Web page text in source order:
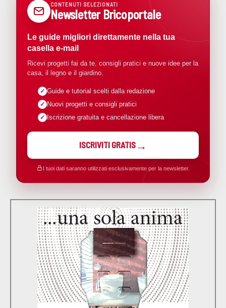
CONTENUTI SELEZIONATI
Newsletter Bricoportale
Le guide migliori direttamente nella tua
casella e-mail
Ricevi progetti fai da te, consigli pratici e nuove idee per la
casa, il legno e il giardino.
Guide e tutorial scelti dalla redazione
Nuovi progetti e consigli pratici
Iscrizione gratuita e cancellazione libera
ISCRIVITI GRATIS
I tuoi dati saranno utilizzati esclusivamente per la newsletter.